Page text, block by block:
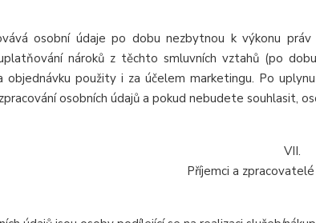
osobní údaje po dobu nezbytnou k výkonu
nároků z těchto smluvních vztahů (po
objednávku použity i za účelem marketingu. Po
osobních údajů a pokud nebudete souhlasit,
VII.
Příjemci a